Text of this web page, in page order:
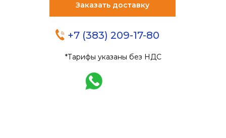
Заказать доставку
+7 (383) 209-17-80
*Тарифы указаны без НДС